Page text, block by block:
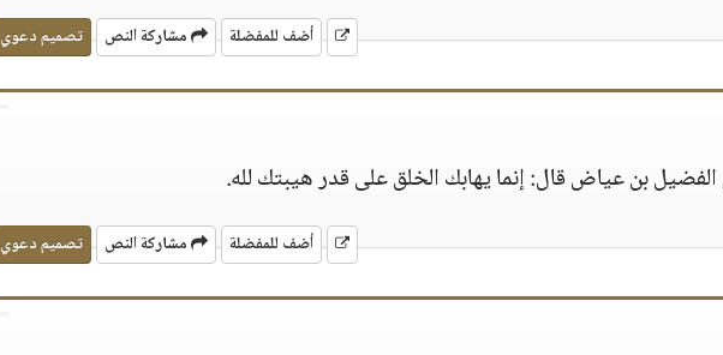
أضف للمفضلة مشاركة النص تصميم دعوي
بن عياض قال: إنما يهابك الخلق على قدر هيبتك لله.
أضف للمفضلة مشاركة النص تصميم دعوي